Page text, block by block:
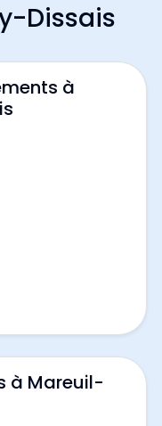
Dissais
à
à Mareuil-